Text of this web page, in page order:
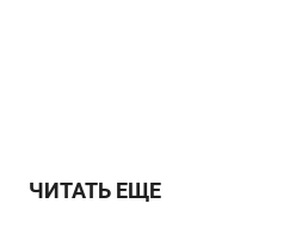
ЧИТАТЬ ЕЩЕ